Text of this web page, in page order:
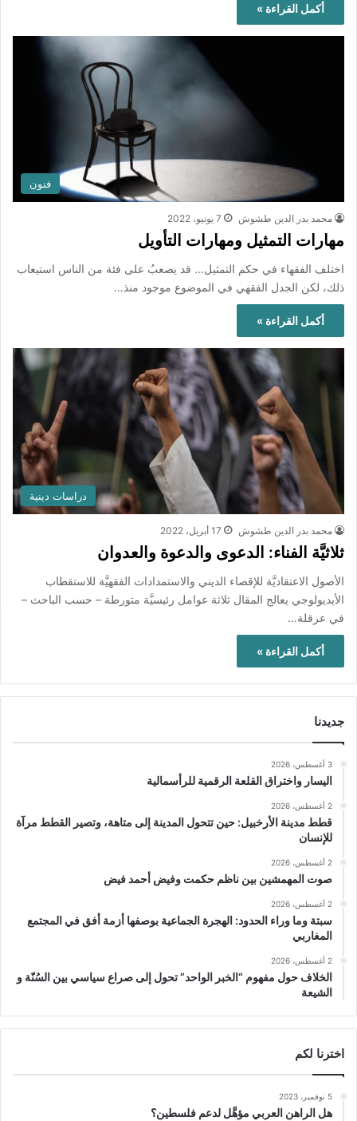
أكمل القراءة »
فنون
محمد بدر الدين طشوش 7 يونيو، 2022
مهارات التمثيل ومهارات التأويل
اختلف الفقهاء في حكم التمثيل… قد يصعبُ على فئة من الناس استيعاب
ذلك، لكن الجدل الفقهي في الموضوع موجود منذ…
أكمل القراءة »
دراسات دينية
محمد بدر الدين طشوش 17 أبريل، 2022
ثلاثيَّة الفناء: الدعوى والدعوة والعدوان
الأصول الاعتقاديَّة للإقصاء الديني والاستمدادات الفقهيَّة للاستقطاب
الأيديولوجي يعالج المقال ثلاثة عوامل رئيسيَّة متورطة – حسب الباحث –
في عرقلة…
أكمل القراءة »
جديدنا
3 أغسطس، 2026
اليسار واختراق القلعة الرقمية للرأسمالية
2 أغسطس، 2026
قطط مدينة الأرخبيل: حين تتحول المدينة إلى متاهة، وتصير القطط مرآة
للإنسان
2 أغسطس، 2026
صوت المهمشين بين ناظم حكمت وفيض أحمد فيض
2 أغسطس، 2026
سبتة وما وراء الحدود: الهجرة الجماعية بوصفها أزمة أفق في المجتمع
المغاربي
2 أغسطس، 2026
الخلاف حول مفهوم “الخبر الواحد” تحول إلى صراع سياسي بين السُنّة و
الشيعة
اخترنا لكم
5 نوفمبر، 2023
هل الراهن العربي مؤهَّل لدعم فلسطين؟